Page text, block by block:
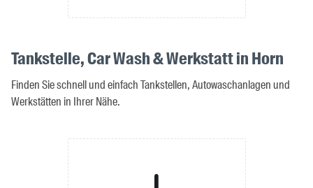
Tankstelle, Car Wash & Werkstatt in Horn
Finden Sie schnell und einfach Tankstellen, Autowaschanlagen und
Werkstätten in Ihrer Nähe.